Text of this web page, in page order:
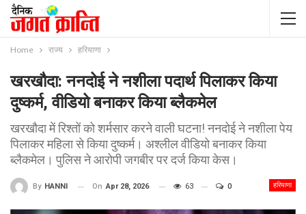
Home राज्य हरियाणा
खरखौदा: ननदोई ने नशीला पदार्थ पिलाकर किया
दुष्कर्म, वीडियो बनाकर किया ब्लैकमेल
खरखौदा में रिश्तों को शर्मसार करने वाली घटना! ननदोई ने नशीला पेय
पिलाकर महिला से किया दुष्कर्म। अश्लील वीडियो बनाकर किया
ब्लैकमेल। पुलिस ने आरोपी जगबीर पर दर्ज किया केस।
हरियाणा
By HANNI On Apr 28, 2026 63 0